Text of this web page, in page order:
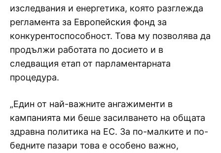
изследвания и енергетика, която разглежда
регламента за Европейския фонд за
конкурентоспособност. Това му позволява да
продължи работата по досието и в
следващия етап от парламентарната
процедура.
„Един от най-важните ангажименти в
кампанията ми беше засилването на общата
здравна политика на ЕС. За по-малките и по-
бедните пазари това е особено важно,